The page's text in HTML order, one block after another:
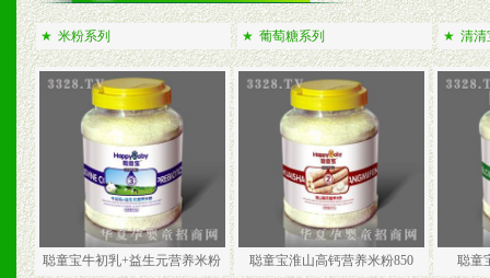
★ 米粉系列 ★ 葡萄糖系列 ★ 清清
聪童宝牛初乳+益生元营养米粉 聪童宝淮山高钙营养米粉850 聪童